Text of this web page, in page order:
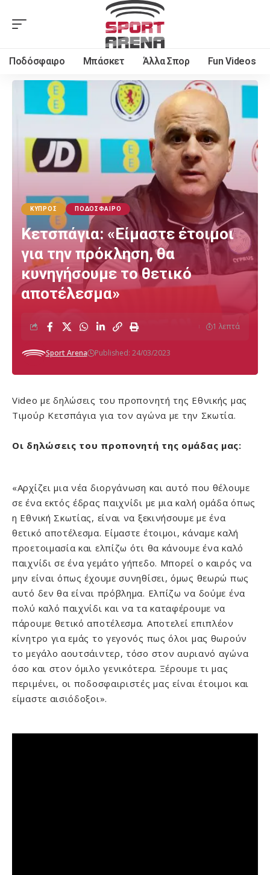
Ποδόσφαιρο Μπάσκετ Άλλα Σπορ Fun Videos
ΚΎΠΡΟΣ ΠΟΔΌΣΦΑΙΡΟ
Κετσπάγια: «Είμαστε έτοιμοι
για την πρόκληση, θα
κυνηγήσουμε το θετικό
αποτέλεσμα»
Sport Arena Published: 24/03/2023
1 λεπτά
Video με δηλώσεις του προπονητή της Εθνικής μας
Τιμούρ Κετσπάγια για τον αγώνα με την Σκωτία.
Οι δηλώσεις του προπονητή της ομάδας μας:
«Αρχίζει μια νέα διοργάνωση και αυτό που θέλουμε
σε ένα εκτός έδρας παιχνίδι με μια καλή ομάδα όπως
η Εθνική Σκωτίας, είναι να ξεκινήσουμε με ένα
θετικό αποτέλεσμα. Είμαστε έτοιμοι, κάναμε καλή
προετοιμασία και ελπίζω ότι θα κάνουμε ένα καλό
παιχνίδι σε ένα γεμάτο γήπεδο. Μπορεί ο καιρός να
μην είναι όπως έχουμε συνηθίσει, όμως θεωρώ πως
αυτό δεν θα είναι πρόβλημα. Ελπίζω να δούμε ένα
πολύ καλό παιχνίδι και να τα καταφέρουμε να
πάρουμε θετικό αποτέλεσμα. Αποτελεί επιπλέον
κίνητρο για εμάς το γεγονός πως όλοι μας θωρούν
το μεγάλο αουτσάιντερ, τόσο στον αυριανό αγώνα
όσο και στον όμιλο γενικότερα. Ξέρουμε τι μας
περιμένει, οι ποδοσφαιριστές μας είναι έτοιμοι και
είμαστε αισιόδοξοι».